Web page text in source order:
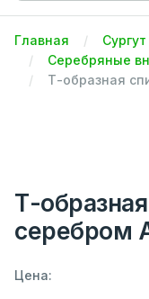
Главная
Сургут
Серебряные
Т-образная
Т-
серебром
Цена: